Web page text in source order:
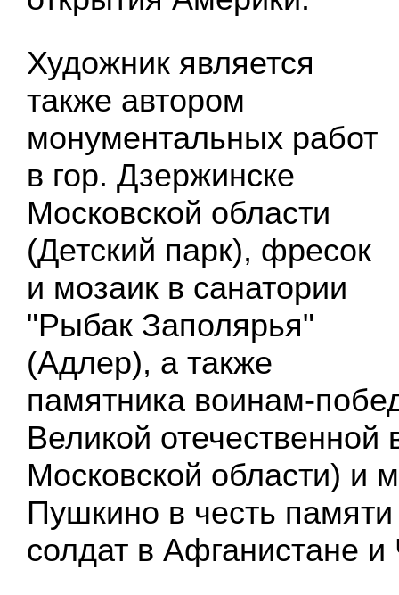
Художник является
также автором
монументальных работ
в гор. Дзержинске
Московской области
(Детский парк), фресок
и мозаик в санатории
"Рыбак Заполярья"
(Адлер), а также
памятника воинам-
Великой
Московской области) и
Пушкино в честь
солдат в Афганистане и